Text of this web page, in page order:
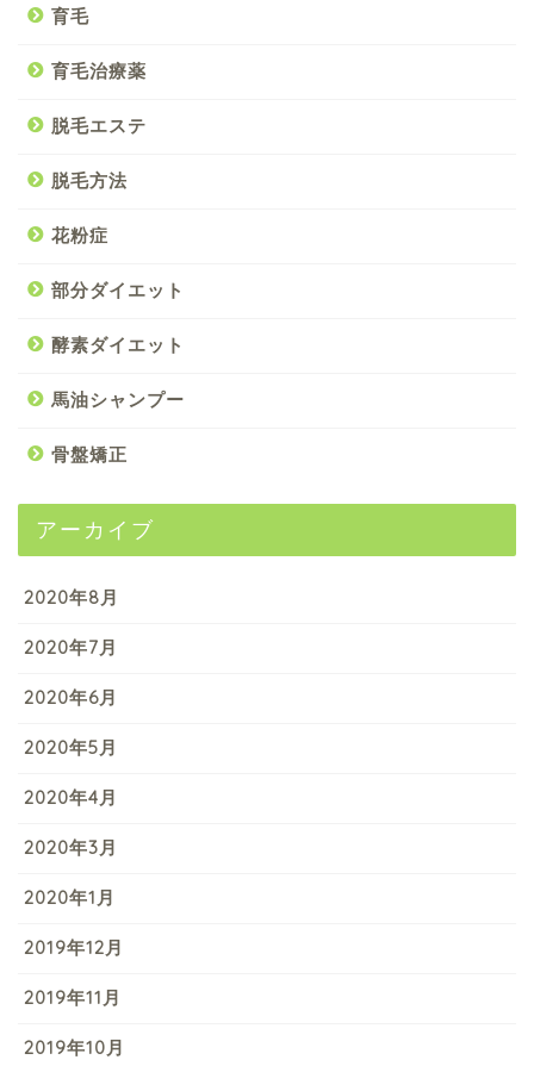
育毛
育毛治療薬
脱毛エステ
脱毛方法
花粉症
部分ダイエット
酵素ダイエット
馬油シャンプー
骨盤矯正
アーカイブ
2020年8月
2020年7月
2020年6月
2020年5月
2020年4月
2020年3月
2020年1月
2019年12月
2019年11月
2019年10月